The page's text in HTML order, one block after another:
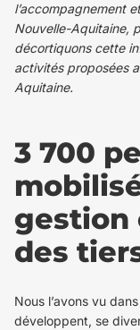
l’accompagnement
Nouvelle-Aquitaine,
décortiquons cette
activités proposées
Aquitaine.
3 700
gestion
des
Nous l’avons vu
développent, se